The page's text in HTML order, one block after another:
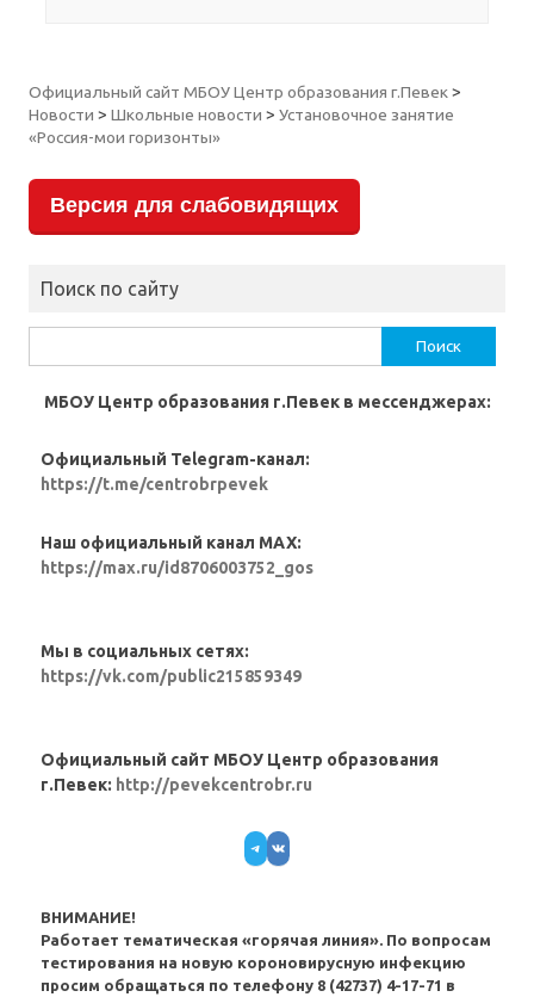
Официальный сайт МБОУ Центр образования г.Певек>
Новости > Школьные новости > Установочное занятие
«Россия-мои горизонты»
Версия для слабовидящих
Поиск по сайту
МБОУ Центр образования г.Певек в мессенджерах:
Официальный Telegram-канал:
https://t.me/centrobrpevek
Наш официальный канал MAX:
https://max.ru/id8706003752_gos
Мы в социальных сетях:
https://vk.com/public215859349
Официальный сайт МБОУ Центр образования
г.Певек: http://pevekcentrobr.ru
Telegram
VK
ВНИМАНИЕ!
Работает тематическая «горячая линия». По вопросам
тестирования на новую короновирусную инфекцию
просим обращаться по телефону 8 (42737) 4-17-71 в